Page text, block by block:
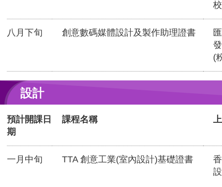
八月下旬 創意數碼媒體設計及製作助理證書
(
設計
預計開課日
期
課程名稱
一月中旬 TTA 創意工業(室內設計)基礎證書